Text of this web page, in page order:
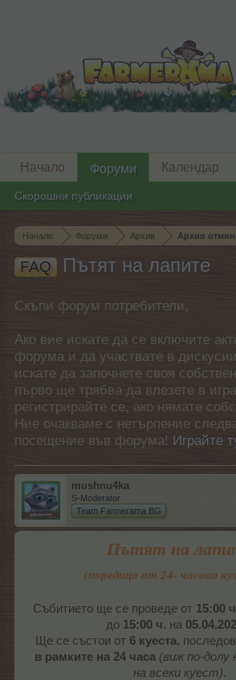
Начало Форуми Архив Архив
FAQ Пътят на лапите
Скъпи форум потребители,
Ако вие искате да се включите
форума и да участвате в
искате да започнете своя
първо ще трябва да влезете в
регистрирайте се, ако нямате
Ние очакваме с нетърпение
посещение във форума! Играйте
mushnu4ka
S-Moderator
Team Farmerama BG
Пътят на
(поредица от 24- часови
Събитието ще се проведе от 15:00
до 15:00 ч. на
Ще се състои от 6 куеста,
в рамките на 24 часа (виж по-долу
на всеки куест).
Начало Форуми
Скорошни публикации
Календар